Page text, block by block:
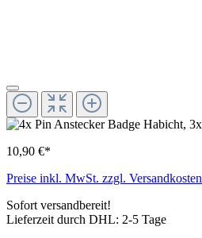
10,90 €*
Preise inkl. MwSt. zzgl. Versandkosten
Sofort versandbereit!
Lieferzeit durch DHL: 2-5 Tage